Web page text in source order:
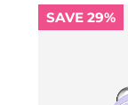
SAVE 29%